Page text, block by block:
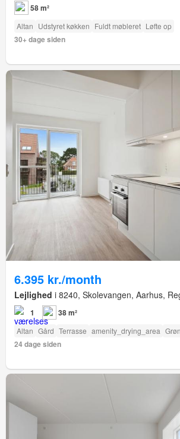
58 m²
Altan Udstyret køkken Fuldt møbleret Løfte op
30+ dage siden
6.395 kr./month
Lejlighed i 8240, Skolevangen, Aarhus,
1 38 m²
Altan Gård Terrasse amenity_drying_area
24 dage siden